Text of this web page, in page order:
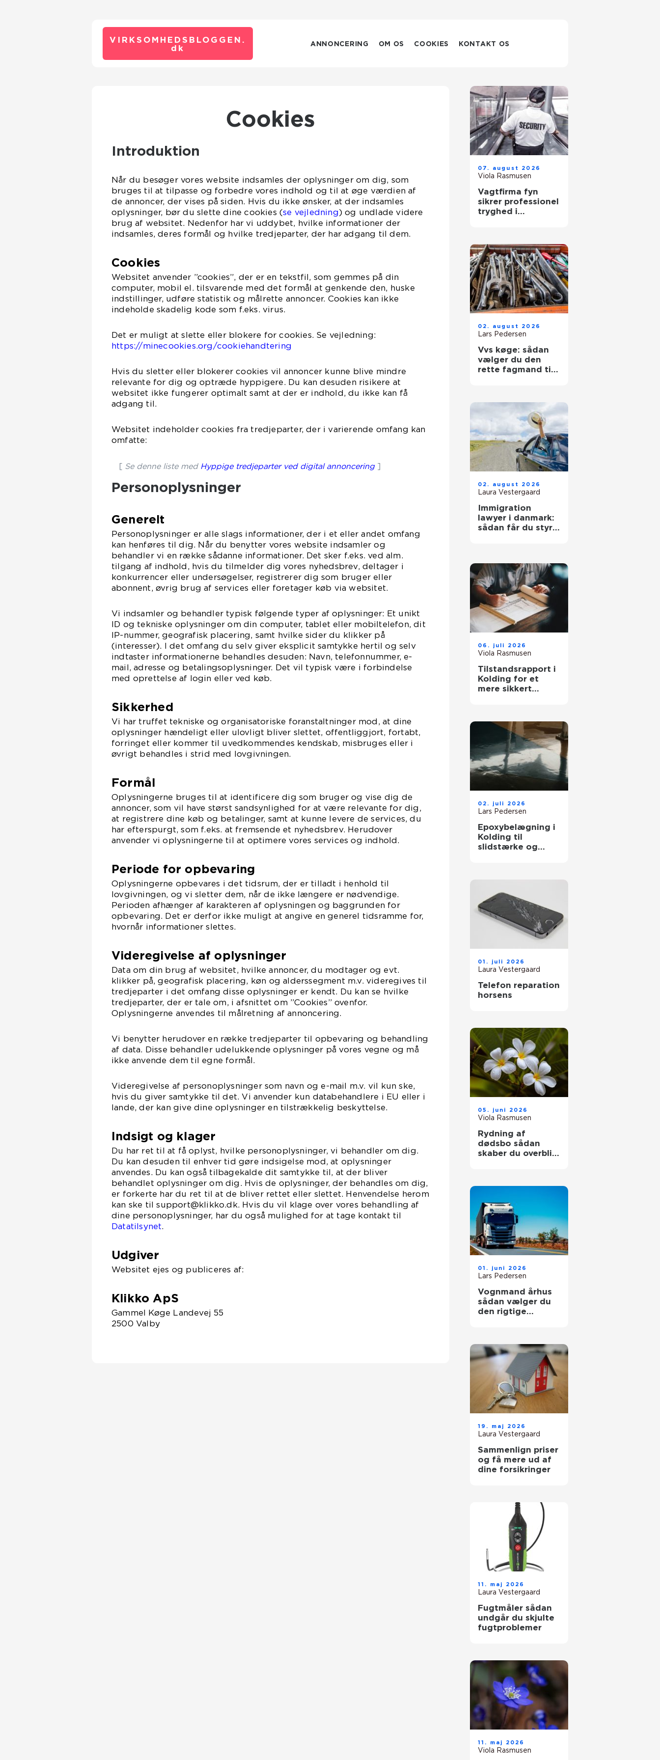
VIRKSOMHEDSBLOGGEN.
dk
ANNONCERING OM OS COOKIES KONTAKT OS
Cookies
Introduktion
Når du besøger vores website indsamles der oplysninger om dig, som
bruges til at tilpasse og forbedre vores indhold og til at øge værdien af
de annoncer, der vises på siden. Hvis du ikke ønsker, at der indsamles
oplysninger, bør du slette dine cookies (se vejledning) og undlade videre
brug af websitet. Nedenfor har vi uddybet, hvilke informationer der
indsamles, deres formål og hvilke tredjeparter, der har adgang til dem.
Cookies
Websitet anvender ”cookies”, der er en tekstfil, som gemmes på din
computer, mobil el. tilsvarende med det formål at genkende den, huske
indstillinger, udføre statistik og målrette annoncer. Cookies kan ikke
indeholde skadelig kode som f.eks. virus.
Det er muligt at slette eller blokere for cookies. Se vejledning:
https://minecookies.org/cookiehandtering
Hvis du sletter eller blokerer cookies vil annoncer kunne blive mindre
relevante for dig og optræde hyppigere. Du kan desuden risikere at
websitet ikke fungerer optimalt samt at der er indhold, du ikke kan få
adgang til.
Websitet indeholder cookies fra tredjeparter, der i varierende omfang kan
omfatte:
[ Se denne liste med Hyppige tredjeparter ved digital annoncering]
Personoplysninger
Generelt
Personoplysninger er alle slags informationer, der i et eller andet omfang
kan henføres til dig. Når du benytter vores website indsamler og
behandler vi en række sådanne informationer. Det sker f.eks. ved alm.
tilgang af indhold, hvis du tilmelder dig vores nyhedsbrev, deltager i
konkurrencer eller undersøgelser, registrerer dig som bruger eller
abonnent, øvrig brug af services eller foretager køb via websitet.
Vi indsamler og behandler typisk følgende typer af oplysninger: Et unikt
ID og tekniske oplysninger om din computer, tablet eller mobiltelefon, dit
IP-nummer, geografisk placering, samt hvilke sider du klikker på
(interesser). I det omfang du selv giver eksplicit samtykke hertil og selv
indtaster informationerne behandles desuden: Navn, telefonnummer, e-
mail, adresse og betalingsoplysninger. Det vil typisk være i forbindelse
med oprettelse af login eller ved køb.
Sikkerhed
Vi har truffet tekniske og organisatoriske foranstaltninger mod, at dine
oplysninger hændeligt eller ulovligt bliver slettet, offentliggjort, fortabt,
forringet eller kommer til uvedkommendes kendskab, misbruges eller i
øvrigt behandles i strid med lovgivningen.
Formål
Oplysningerne bruges til at identificere dig som bruger og vise dig de
annoncer, som vil have størst sandsynlighed for at være relevante for dig,
at registrere dine køb og betalinger, samt at kunne levere de services, du
har efterspurgt, som f.eks. at fremsende et nyhedsbrev. Herudover
anvender vi oplysningerne til at optimere vores services og indhold.
Periode for opbevaring
Oplysningerne opbevares i det tidsrum, der er tilladt i henhold til
lovgivningen, og vi sletter dem, når de ikke længere er nødvendige.
Perioden afhænger af karakteren af oplysningen og baggrunden for
opbevaring. Det er derfor ikke muligt at angive en generel tidsramme for,
hvornår informationer slettes.
Videregivelse af oplysninger
Data om din brug af websitet, hvilke annoncer, du modtager og evt.
klikker på, geografisk placering, køn og alderssegment m.v. videregives til
tredjeparter i det omfang disse oplysninger er kendt. Du kan se hvilke
tredjeparter, der er tale om, i afsnittet om ”Cookies” ovenfor.
Oplysningerne anvendes til målretning af annoncering.
Vi benytter herudover en række tredjeparter til opbevaring og behandling
af data. Disse behandler udelukkende oplysninger på vores vegne og må
ikke anvende dem til egne formål.
Videregivelse af personoplysninger som navn og e-mail m.v. vil kun ske,
hvis du giver samtykke til det. Vi anvender kun databehandlere i EU eller i
lande, der kan give dine oplysninger en tilstrækkelig beskyttelse.
Indsigt og klager
Du har ret til at få oplyst, hvilke personoplysninger, vi behandler om dig.
Du kan desuden til enhver tid gøre indsigelse mod, at oplysninger
anvendes. Du kan også tilbagekalde dit samtykke til, at der bliver
behandlet oplysninger om dig. Hvis de oplysninger, der behandles om dig,
er forkerte har du ret til at de bliver rettet eller slettet. Henvendelse herom
kan ske til support@klikko.dk. Hvis du vil klage over vores behandling af
dine personoplysninger, har du også mulighed for at tage kontakt til
Datatilsynet.
Udgiver
Websitet ejes og publiceres af:
Klikko ApS
Gammel Køge Landevej 55
2500 Valby
07. august 2026
Viola Rasmusen
Vagtfirma fyn
sikrer professionel
tryghed i
02. august 2026
Lars Pedersen
Vvs køge: sådan
vælger du den
rette fagmand til
02. august 2026
Laura Vestergaard
Immigration
lawyer i danmark:
sådan får du styr
06. juli 2026
Viola Rasmusen
Tilstandsrapport i
Kolding for et
mere sikkert
02. juli 2026
Lars Pedersen
Epoxybelægning i
Kolding til
slidstærke og
01. juli 2026
Laura Vestergaard
Telefon reparation
horsens
05. juni 2026
Viola Rasmusen
Rydning af
dødsbo sådan
skaber du overblik
01. juni 2026
Lars Pedersen
Vognmand århus
sådan vælger du
den rigtige
19. maj 2026
Laura Vestergaard
Sammenlign priser
og få mere ud af
dine forsikringer
11. maj 2026
Laura Vestergaard
Fugtmåler sådan
undgår du skjulte
fugtproblemer
11. maj 2026
Viola Rasmusen